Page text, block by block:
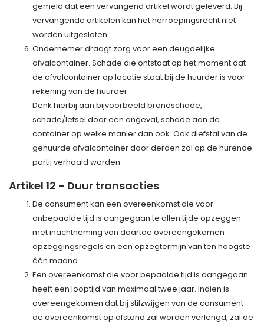
gemeld dat een vervangend artikel wordt geleverd. Bij
vervangende artikelen kan het herroepingsrecht niet
worden uitgesloten.
Ondernemer draagt zorg voor een deugdelijke
afvalcontainer. Schade die ontstaat op het moment dat
de afvalcontainer op locatie staat bij de huurder is voor
rekening van de huurder.
Denk hierbij aan bijvoorbeeld brandschade,
schade/letsel door een ongeval, schade aan de
container op welke manier dan ook. Ook diefstal van de
gehuurde afvalcontainer door derden zal op de hurende
partij verhaald worden.
Artikel 12 - Duur transacties
De consument kan een overeenkomst die voor
onbepaalde tijd is aangegaan te allen tijde opzeggen
met inachtneming van daartoe overeengekomen
opzeggingsregels en een opzegtermijn van ten hoogste
één maand.
Een overeenkomst die voor bepaalde tijd is aangegaan
heeft een looptijd van maximaal twee jaar. Indien is
overeengekomen dat bij stilzwijgen van de consument
de overeenkomst op afstand zal worden verlengd, zal de